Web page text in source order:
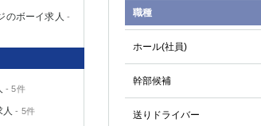
職種
ホール(社員)
幹部候補
送りドライバー
のボーイ求人 -
- 5件
- 5件
群馬県
0